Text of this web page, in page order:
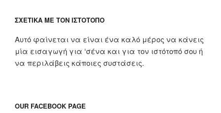
ΣΧΕΤΙΚΆ ΜΕ ΤΟΝ ΙΣΤΌΤΟΠΟ
Αυτό φαίνεται να είναι ένα καλό μέρος να κάνεις
μία εισαγωγή για ‘σένα και για τον ιστότοπό σου ή
να περιλάβεις κάποιες συστάσεις.
OUR FACEBOOK PAGE